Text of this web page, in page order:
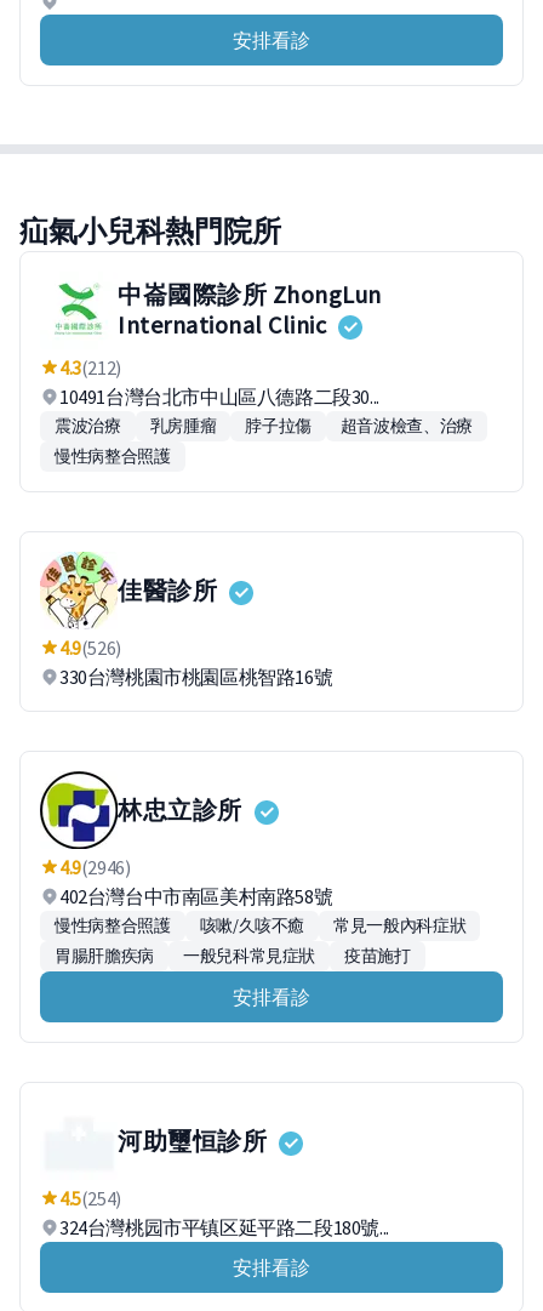
安排看診
疝氣小兒科熱門院所
中崙國際診所 ZhongLun
International Clinic
4.3(212)
10491台灣台北市中山區八德路二段30...
震波治療 乳房腫瘤 脖子拉傷
超音波檢查、治療
慢性病整合照護
佳醫診所
4.9(526)
330台灣桃園市桃園區桃智路16號
林忠立診所
4.9(2946)
402台灣台中市南區美村南路58號
慢性病整合照護 咳嗽/久咳不癒
常見一般內科症狀
胃腸肝膽疾病
一般兒科常見症狀 疫苗施打
安排看診
河助璽恒診所
4.5(254)
324台灣桃园市平镇区延平路二段180號...
安排看診